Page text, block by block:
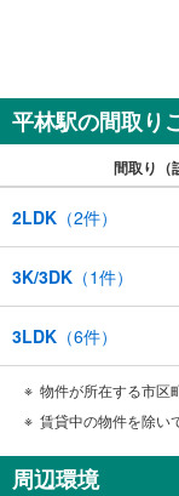
平林駅の間取り
間取り（
2LDK （2件）
3K/3DK （1件）
3LDK （6件）
物件が所在する市区
賃貸中の物件を除い
周辺環境